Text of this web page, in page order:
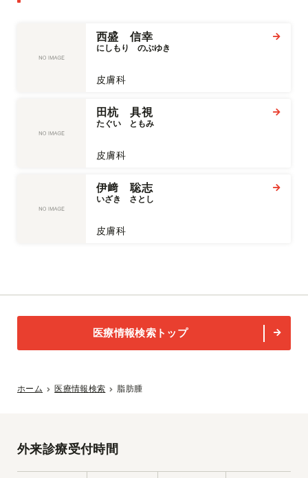
西盛 信幸
にしもり　のぶゆき
皮膚科
田杭 具視
たぐい　ともみ
皮膚科
伊﨑 聡志
いざき　さとし
皮膚科
医療情報検索トップ
ホーム 医療情報検索 脂肪腫
外来診療受付時間